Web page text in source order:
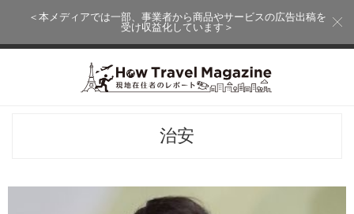
＜本メディアでは一部、事業者から商品やサービスの広告出稿を
受け収益化しています＞
治安